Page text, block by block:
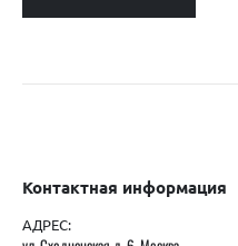
Контактная информация
АДРЕС: